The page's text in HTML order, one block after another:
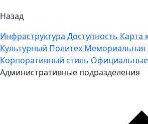
Назад
Инфраструктура Доступность Карта
Культурный Политех Мемориальная
Корпоративный стиль
Административные подразделения